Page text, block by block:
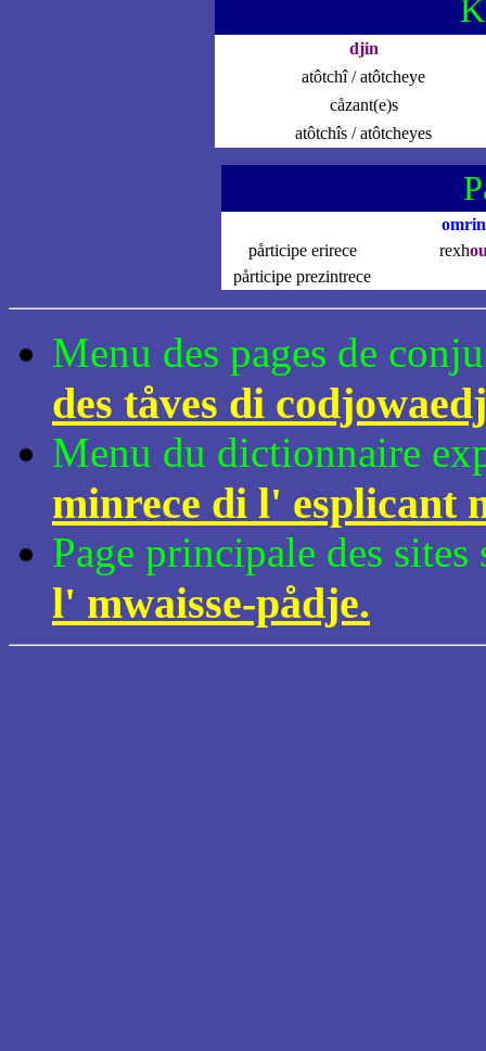
djin
atôtchî / atôtcheye
cåzant(e)s
atôtchîs / atôtcheyes
omrin
pårticipe erirece
rexh
pårticipe prezintrece
Menu des pages de
des tåves di
Menu du dictionnaire
minrece di l' esplicant
Page principale des
l' mwaisse-pådje.